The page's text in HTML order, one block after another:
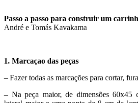
Passo a passo para construir um
André e Tomás Kavakama
1. Marcaçao das peças
– Fazer todas as marcações para cortar,
– Na peça maior, de dimensões 60x45